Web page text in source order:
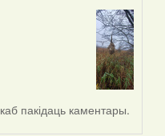
каб пакідаць каментары.